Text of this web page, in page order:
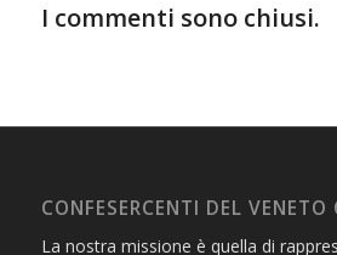
I commenti sono chiusi.
CONFESERCENTI DEL VENETO
La nostra missione è quella di